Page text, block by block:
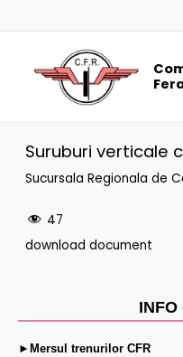
INFO
►Mersul trenurilor CFR
Suruburi verticale
Sucursala Regionala de
47
download document